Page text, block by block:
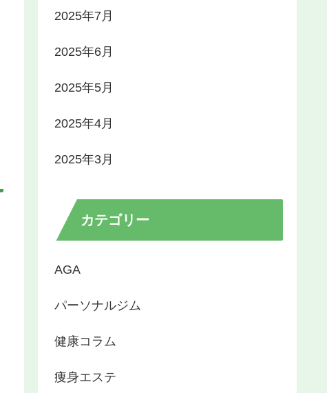
2025年7月
2025年6月
2025年5月
2025年4月
2025年3月
カテゴリー
AGA
パーソナルジム
健康コラム
痩身エステ